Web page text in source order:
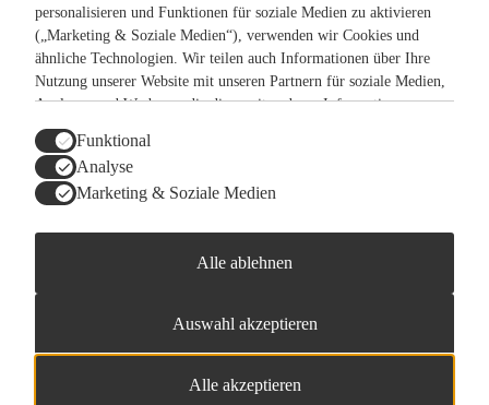
© 2026 ONO GmbHAll Rights Reserved.
de
Jetzt anfragen
ONO Pioneers Edition (005)
Herunterladen
Pressematerial
personalisieren und Funktionen für soziale Medien zu aktivieren
(„Marketing & Soziale Medien“), verwenden wir Cookies und
ähnliche Technologien. Wir teilen auch Informationen über Ihre
Nutzung unserer Website mit unseren Partnern für soziale Medien,
Analysen und Werbung, die diese mit anderen Informationen
kombinieren können, die sie aus Ihrer Nutzung ihrer Dienste
gesammelt haben. Sie können Ihre Einwilligung jederzeit ändern
oder widerrufen.
Funktional
Analyse
Marketing & Soziale Medien
Alle ablehnen
Auswahl akzeptieren
Alle akzeptieren